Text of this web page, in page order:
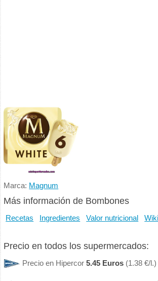
Marca: Magnum
Más información de Bombones
Recetas Ingredientes Valor nutricional
Precio en todos los supermercados:
Precio en Hipercor5.45 Euros (1.38 €/l.)